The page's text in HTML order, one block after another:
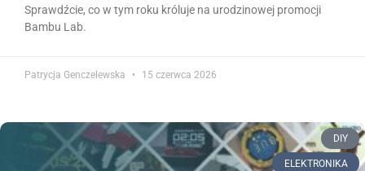
Sprawdźcie, co w tym roku króluje na urodzinowej promocji
Bambu Lab.
Patrycja Genczelewska 15 czerwca 2026
DIY
ELEKTRONIKA